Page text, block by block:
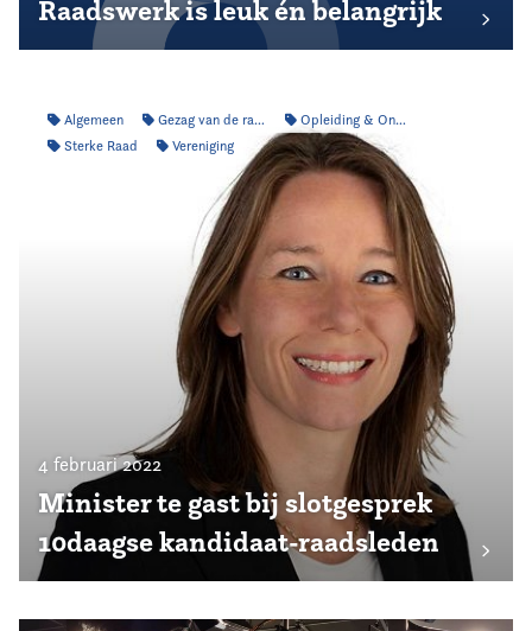
Raadswerk is leuk én belangrijk
Algemeen Gezag van de raad
Opleiding & Ontwikkeling
Sterke Raad
Vereniging
4 februari 2022
Minister te gast bij slotgesprek
10daagse kandidaat-raadsleden